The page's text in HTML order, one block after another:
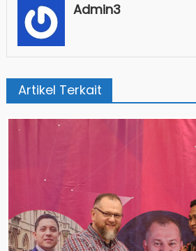
Admin3
Artikel Terkait